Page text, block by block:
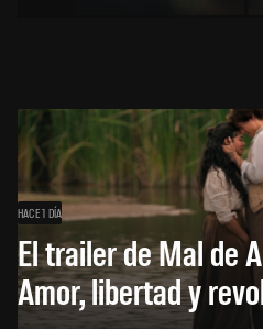
HACE 1 DÍA
El trailer de Mal de
Amor, libertad y